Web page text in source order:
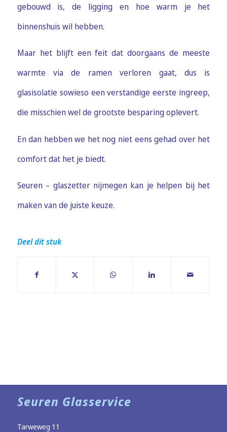
gebouwd is, de ligging en hoe warm je het
binnenshuis wil hebben.
Maar het blijft een feit dat doorgaans de meeste
warmte via de ramen verloren gaat, dus is
glasisolatie sowieso een verstandige eerste ingreep,
die misschien wel de grootste besparing oplevert.
En dan hebben we het nog niet eens gehad over het
comfort dat het je biedt.
Seuren – glaszetter nijmegen kan je helpen bij het
maken van de juiste keuze.
Deel dit stuk
Seuren Glasservice
Tarweweg 11